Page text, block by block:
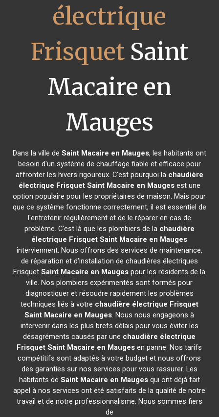
électrique
FrisquetSaint
Macaire en
Mauges
Dans la ville de Saint Macaire en Mauges, les habitants ont
besoin d'un système de chauffage fiable et efficace pour
affronter les hivers rigoureux. C'est pourquoi la chaudière
électrique Frisquet Saint Macaire en Maugesest une
option populaire pour les propriétaires de maison. Mais pour
que ce système fonctionne correctement, il est essentiel de
l'entretenir régulièrement et de le réparer en cas de
problème. C'est là que les plombiers de la chaudière
électrique Frisquet Saint Macaire en Mauges
interviennent. Nous offrons des services de maintenance,
de réparation et d'installation de chaudières électriques
FrisquetSaint Macaire en Mauges pour les résidents de la
ville. Nos plombiers expérimentés sont formés pour
diagnostiquer et résoudre rapidement les problèmes
techniques liés à votre chaudière électrique Frisquet
Saint Macaire en Mauges. Nous nous engageons à
intervenir dans les plus brefs délais pour vous éviter les
désagréments causés par une chaudière électrique
Frisquet Saint Macaire en Mauges en panne. Nos tarifs
compétitifs sont adaptés à votre budget et nous offrons
des garanties sur nos services pour vous rassurer. Les
habitants de Saint Macaire en Maugesqui ont déjà fait
appel à nos services ont été satisfaits de la qualité de notre
travail et de notre professionnalisme. Nous sommes fiers
de